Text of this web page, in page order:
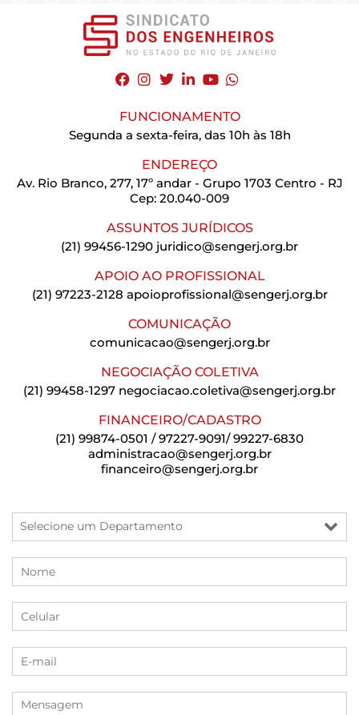
FUNCIONAMENTO
Segunda a sexta-feira, das 10h às 18h
ENDEREÇO
Av. Rio Branco, 277, 17º andar - Grupo 1703 Centro - RJ
Cep: 20.040-009
ASSUNTOS JURÍDICOS
(21) 99456-1290 juridico@sengerj.org.br
APOIO AO PROFISSIONAL
(21) 97223-2128 apoioprofissional@sengerj.org.br
COMUNICAÇÃO
comunicacao@sengerj.org.br
NEGOCIAÇÃO COLETIVA
(21) 99458-1297 negociacao.coletiva@sengerj.org.br
FINANCEIRO/CADASTRO
(21) 99874-0501 / 97227-9091/ 99227-6830
administracao@sengerj.org.br
financeiro@sengerj.org.br